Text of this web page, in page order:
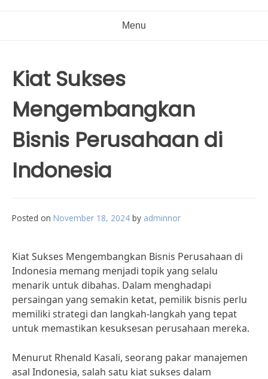
Menu
Kiat Sukses
Mengembangkan
Bisnis Perusahaan di
Indonesia
Posted on November 18, 2024 by adminnor
Kiat Sukses Mengembangkan Bisnis Perusahaan di
Indonesia memang menjadi topik yang selalu
menarik untuk dibahas. Dalam menghadapi
persaingan yang semakin ketat, pemilik bisnis perlu
memiliki strategi dan langkah-langkah yang tepat
untuk memastikan kesuksesan perusahaan mereka.
Menurut Rhenald Kasali, seorang pakar manajemen
asal Indonesia, salah satu kiat sukses dalam